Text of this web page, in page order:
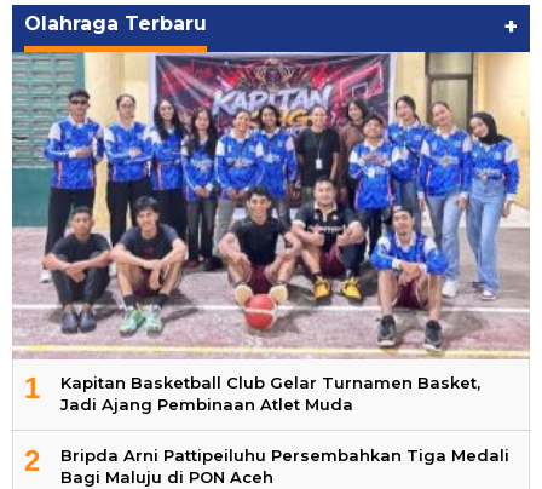
Olahraga Terbaru +
1
Kapitan Basketball Club Gelar Turnamen Basket,
Jadi Ajang Pembinaan Atlet Muda
2
Bripda Arni Pattipeiluhu Persembahkan Tiga Medali
Bagi Maluju di PON Aceh